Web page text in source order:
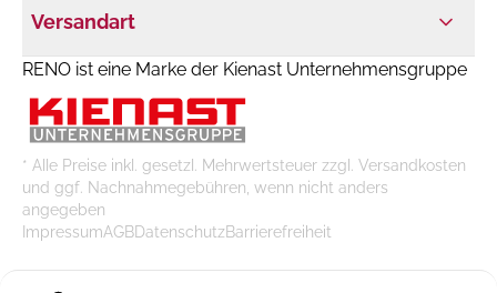
Versandart
RENO ist eine Marke der Kienast Unternehmensgruppe
* Alle Preise inkl. gesetzl. Mehrwertsteuer zzgl. Versandkosten
und ggf. Nachnahmegebühren, wenn nicht anders
angegeben
ImpressumAGBDatenschutzBarrierefreiheit